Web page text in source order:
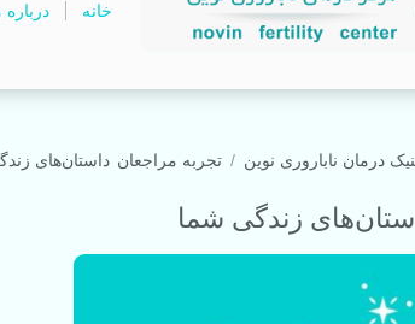
خانه درباره
درمان ناباروری نوین تجربه مراجعان داستان‌های
زندگی شما